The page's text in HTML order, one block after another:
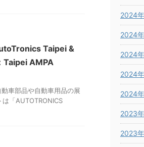
Taipei &
Taipei AMPA
車部品や自動車用品の展
「AUTOTRONICS
2024
2024
2024
2024
2024
2023
2023